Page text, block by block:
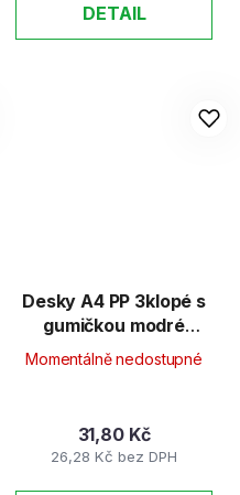
DETAIL
Desky A4 PP 3klopé s
gumičkou modré
neprůhledné
Momentálně nedostupné
26,28 Kč bez DPH
31,80 Kč